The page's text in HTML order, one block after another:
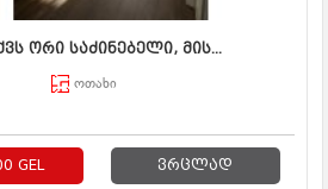
ორი საძინებელი, მის...
ოთახი
GEL ვრცლად